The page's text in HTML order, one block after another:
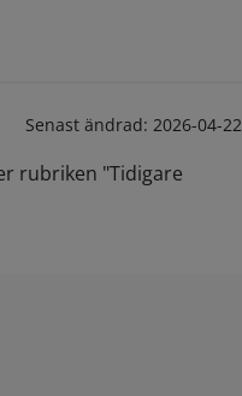
Senast ändrad: 2026-04-22
rubriken "Tidigare